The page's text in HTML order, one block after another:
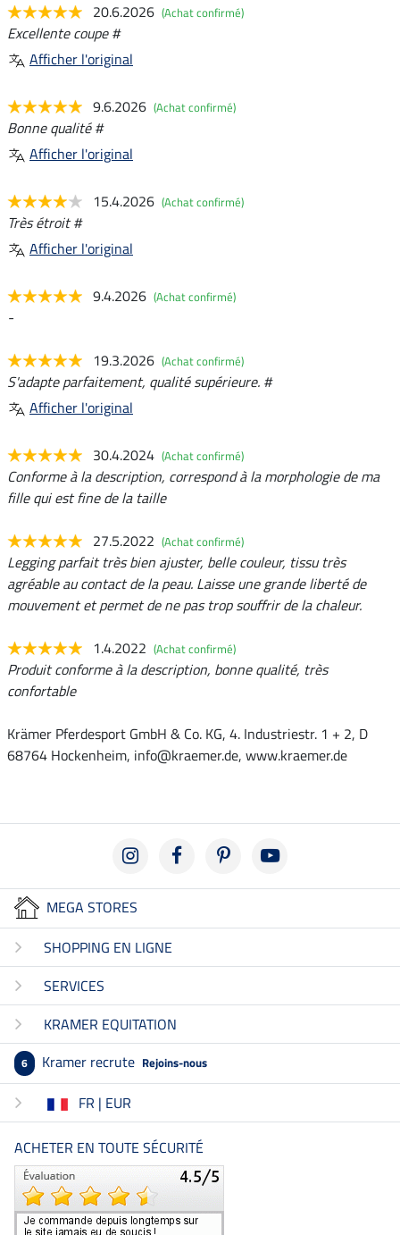
20.6.2026 (Achat confirmé)
Excellente coupe #
Afficher l'original
9.6.2026 (Achat confirmé)
Bonne qualité #
Afficher l'original
15.4.2026 (Achat confirmé)
Très étroit #
Afficher l'original
9.4.2026 (Achat confirmé)
-
19.3.2026 (Achat confirmé)
S'adapte parfaitement, qualité supérieure. #
Afficher l'original
30.4.2024 (Achat confirmé)
Conforme à la description, correspond à la morphologie de ma
fille qui est fine de la taille
27.5.2022 (Achat confirmé)
Legging parfait très bien ajuster, belle couleur, tissu très
agréable au contact de la peau. Laisse une grande liberté de
mouvement et permet de ne pas trop souffrir de la chaleur.
1.4.2022 (Achat confirmé)
Produit conforme à la description, bonne qualité, très
confortable
Krämer Pferdesport GmbH & Co. KG, 4. Industriestr. 1 + 2, D
68764 Hockenheim, info@kraemer.de, www.kraemer.de
MEGA STORES
SHOPPING EN LIGNE
SERVICES
KRAMER EQUITATION
6 Kramer recrute Rejoins-nous
FR | EUR
ACHETER EN TOUTE SÉCURITÉ